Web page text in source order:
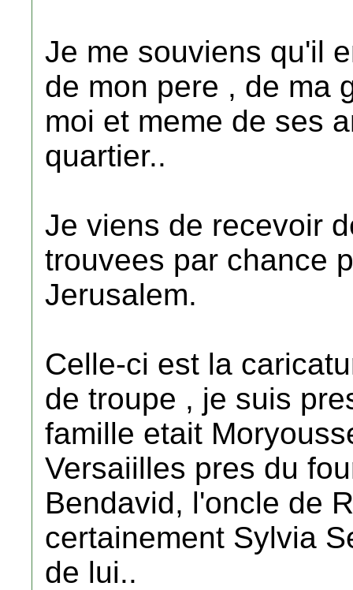
Je me souviens qu'il
de mon pere , de ma
moi et meme de ses
quartier..
Je viens de recevoir
trouvees par chance
Jerusalem.
Celle-ci est la
de troupe , je suis
famille etait
Versaiilles pres du
Bendavid, l'oncle de
certainement Sylvia
de lui..